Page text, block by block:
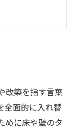
改築を指す言葉
全面的に入れ替
めに床や壁のタ